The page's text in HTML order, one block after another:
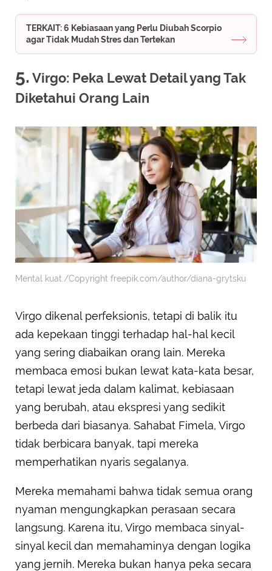
TERKAIT: 6 Kebiasaan yang Perlu Diubah Scorpio
agar Tidak Mudah Stres dan Tertekan
5. Virgo: Peka Lewat Detail yang Tak
Diketahui Orang Lain
Mental kuat./Copyright freepik.com/author/diana-grytsku
Virgo dikenal perfeksionis, tetapi di balik itu
ada kepekaan tinggi terhadap hal-hal kecil
yang sering diabaikan orang lain. Mereka
membaca emosi bukan lewat kata-kata besar,
tetapi lewat jeda dalam kalimat, kebiasaan
yang berubah, atau ekspresi yang sedikit
berbeda dari biasanya. Sahabat Fimela, Virgo
tidak berbicara banyak, tapi mereka
memperhatikan nyaris segalanya.
Mereka memahami bahwa tidak semua orang
nyaman mengungkapkan perasaan secara
langsung. Karena itu, Virgo membaca sinyal-
sinyal kecil dan memahaminya dengan logika
yang jernih. Mereka bukan hanya peka secara